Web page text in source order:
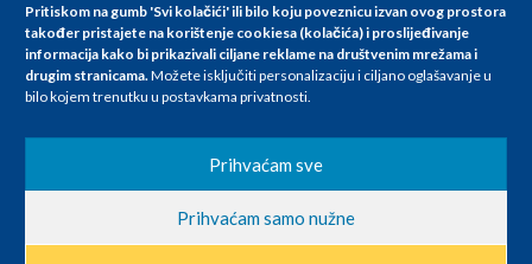
Pritiskom na gumb 'Svi kolačići' ili bilo koju poveznicu izvan ovog prostora
također pristajete na korištenje cookiesa (kolačića) i proslijeđivanje
informacija kako bi prikazivali ciljane reklame na društvenim mrežama i
drugim stranicama.Možete isključiti personalizaciju i ciljano oglašavanje u
bilo kojem trenutku u postavkama privatnosti.
Prihvaćam sve
Prihvaćam samo nužne
Za artikle kojih trenutno nema u ponudi obratite nam se na
info@megabajt.hr. Sve cijene su informativnog karaktera i podložne su
promjenama, a
iskazane su za avansno plaćanje(gotovina) u Eurima i uključuju PDV. Sve
se razlikovati od cijena u našim poslovnicama. Trudimo se dati što bolji
i točniji opis i sliku. Unatoč tome, ne možemo garantirati da su svi
nastale u opisu proizvoda, greške prilikom štampanja te promjene
cijena.